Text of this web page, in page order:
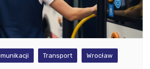
Transport Wrocław